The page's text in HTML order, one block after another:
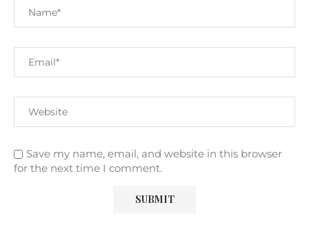
Save my name, email, and website in this browser
for the next time I comment.